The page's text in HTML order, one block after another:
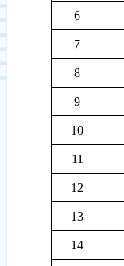
6
7
8
9
10
11
12
13
14